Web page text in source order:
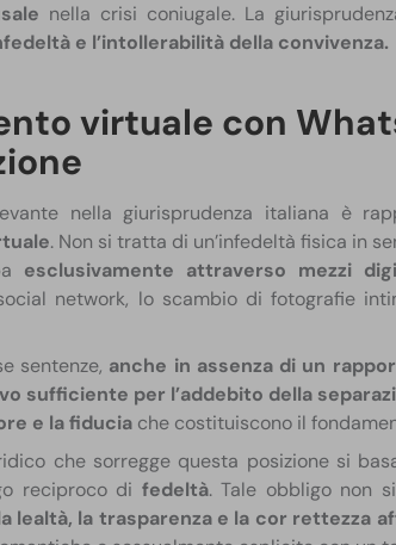
nella crisi coniugale. La
e l’intollerabilità della convivenza.
virtuale con
nella giurisprudenza italiana è
. Non si tratta di un’infedeltà fisica in
esclusivamente attraverso mezzi
network, lo scambio di fotografie
sentenze, anche in assenza di un
sufficiente per l’addebito della
e la fiduciache costituiscono il
che sorregge questa posizione si
reciproco di fedeltà. Tale obbligo non
lealtà, la trasparenza e la cor rettezza